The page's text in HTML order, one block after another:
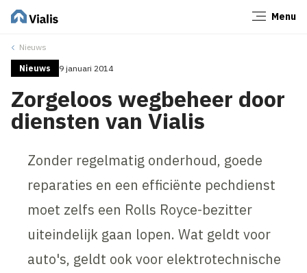
Menu
Nieuws
Nieuws 9 januari 2014
Zorgeloos wegbeheer door
diensten van Vialis
Zonder regelmatig onderhoud, goede
reparaties en een efficiënte pechdienst
moet zelfs een Rolls Royce-bezitter
uiteindelijk gaan lopen. Wat geldt voor
auto's, geldt ook voor elektrotechnische
Sluiten